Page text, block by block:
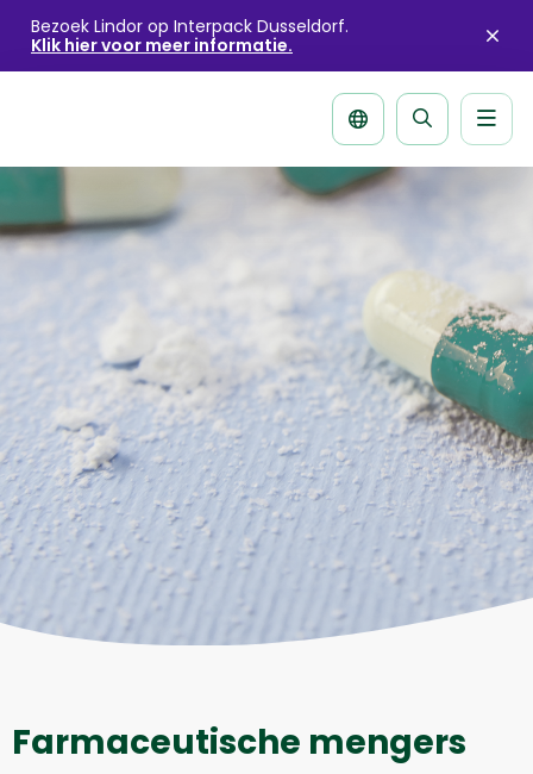
Bezoek Lindor op Interpack Dusseldorf.
Klik hier voor meer informatie.
Zoek
Farmaceutische mengers